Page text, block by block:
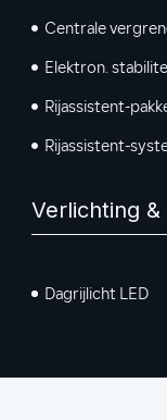
Centrale
Elektron.
Rijassistent-
Rijassistent-
Verlichting &
Dagrijlicht LED